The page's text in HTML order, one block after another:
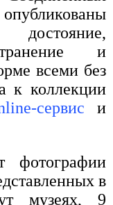
и
всеми без
к коллекции
сервис и
фотографии
в
музеях, 9